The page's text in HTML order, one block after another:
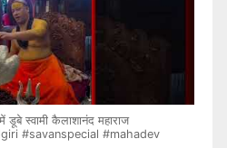
डूबे स्वामी कैलाशानंद महाराज
#savanspecial #mahadev